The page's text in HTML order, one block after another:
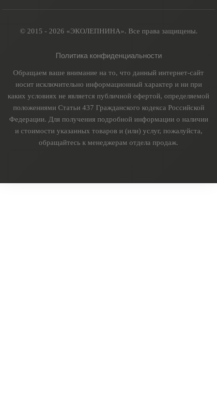
© 2015 - 2026 «ЭКОЛЕПНИНА». Все права защищены.
Политика конфиденциальности
Обращаем ваше внимание на то, что данный интернет-сайт
носит исключительно информационный характер и ни при
каких условиях не является публичной офертой, определяемой
положениями Статьи 437 Гражданского кодекса Российской
Федерации. Для получения подробной информации о наличии
и стоимости указанных товаров и (или) услуг, пожалуйста,
обращайтесь к менеджерам отдела продаж.